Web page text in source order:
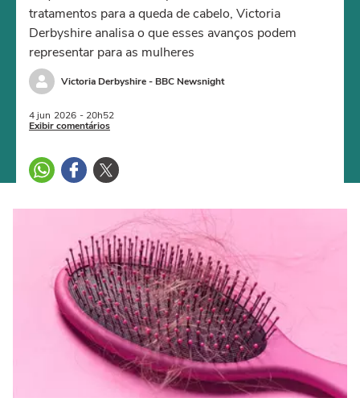
tratamentos para a queda de cabelo, Victoria
Derbyshire analisa o que esses avanços podem
representar para as mulheres
Victoria Derbyshire - BBC Newsnight
4 jun 2026 - 20h52
Exibir comentários